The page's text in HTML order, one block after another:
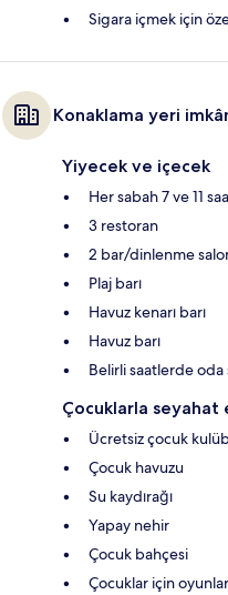
Sigara içmek için
Konaklama yeri
Yiyecek ve içecek
Her sabah 7 ve 11
3 restoran
2 bar/dinlenme
Plaj barı
Havuz kenarı barı
Havuz barı
Belirli saatlerde oda
Çocuklarla seyahat
Ücretsiz çocuk
Çocuk havuzu
Su kaydırağı
Yapay nehir
Çocuk bahçesi
Çocuklar için oyunlar